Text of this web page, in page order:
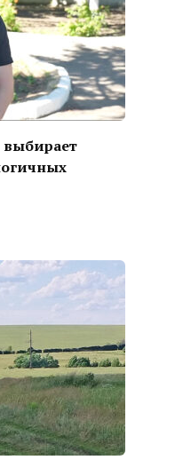
выбирает